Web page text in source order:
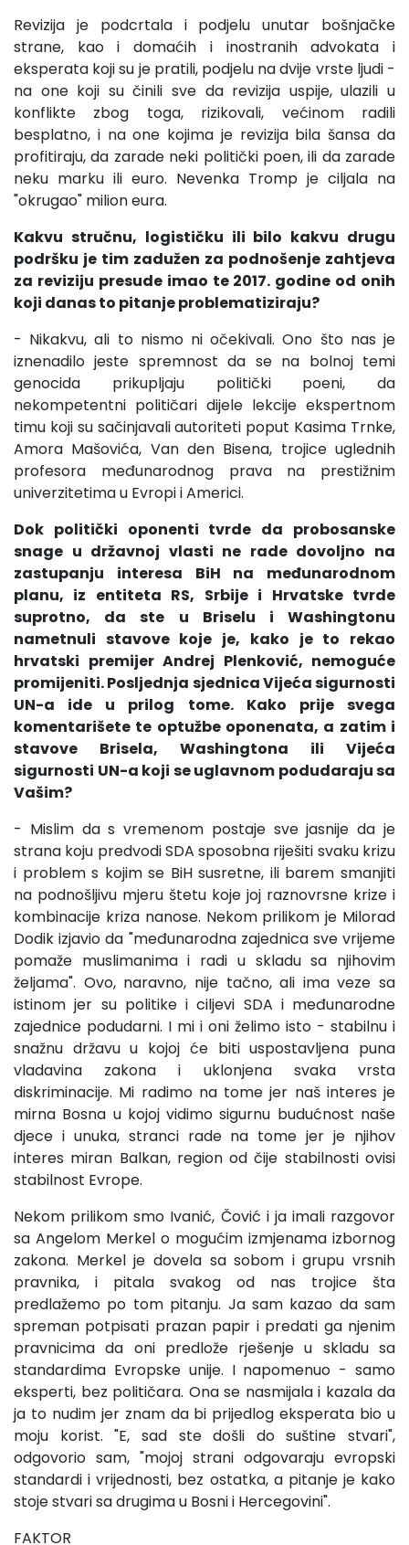
Revizija je podcrtala i podjelu unutar bošnjačke
strane, kao i domaćih i inostranih advokata i
eksperata koji su je pratili, podjelu na dvije vrste ljudi -
na one koji su činili sve da revizija uspije, ulazili u
konflikte zbog toga, rizikovali, većinom radili
besplatno, i na one kojima je revizija bila šansa da
profitiraju, da zarade neki politički poen, ili da zarade
neku marku ili euro. Nevenka Tromp je ciljala na
"okrugao" milion eura.
Kakvu stručnu, logističku ili bilo kakvu drugu
podršku je tim zadužen za podnošenje zahtjeva
za reviziju presude imao te 2017. godine od onih
koji danas to pitanje problematiziraju?
- Nikakvu, ali to nismo ni očekivali. Ono što nas je
iznenadilo jeste spremnost da se na bolnoj temi
genocida prikupljaju politički poeni, da
nekompetentni političari dijele lekcije ekspertnom
timu koji su sačinjavali autoriteti poput Kasima Trnke,
Amora Mašovića, Van den Bisena, trojice uglednih
profesora međunarodnog prava na prestižnim
univerzitetima u Evropi i Americi.
Dok politički oponenti tvrde da probosanske
snage u državnoj vlasti ne rade dovoljno na
zastupanju interesa BiH na međunarodnom
planu, iz entiteta RS, Srbije i Hrvatske tvrde
suprotno, da ste u Briselu i Washingtonu
nametnuli stavove koje je, kako je to rekao
hrvatski premijer Andrej Plenković, nemoguće
promijeniti. Posljednja sjednica Vijeća sigurnosti
UN-a ide u prilog tome. Kako prije svega
komentarišete te optužbe oponenata, a zatim i
stavove Brisela, Washingtona ili Vijeća
sigurnosti UN-a koji se uglavnom podudaraju sa
Vašim?
- Mislim da s vremenom postaje sve jasnije da je
strana koju predvodi SDA sposobna riješiti svaku krizu
i problem s kojim se BiH susretne, ili barem smanjiti
na podnošljivu mjeru štetu koje joj raznovrsne krize i
kombinacije kriza nanose. Nekom prilikom je Milorad
Dodik izjavio da "međunarodna zajednica sve vrijeme
pomaže muslimanima i radi u skladu sa njihovim
željama". Ovo, naravno, nije tačno, ali ima veze sa
istinom jer su politike i ciljevi SDA i međunarodne
zajednice podudarni. I mi i oni želimo isto - stabilnu i
snažnu državu u kojoj će biti uspostavljena puna
vladavina zakona i uklonjena svaka vrsta
diskriminacije. Mi radimo na tome jer naš interes je
mirna Bosna u kojoj vidimo sigurnu budućnost naše
djece i unuka, stranci rade na tome jer je njihov
interes miran Balkan, region od čije stabilnosti ovisi
stabilnost Evrope.
Nekom prilikom smo Ivanić, Čović i ja imali razgovor
sa Angelom Merkel o mogućim izmjenama izbornog
zakona. Merkel je dovela sa sobom i grupu vrsnih
pravnika, i pitala svakog od nas trojice šta
predlažemo po tom pitanju. Ja sam kazao da sam
spreman potpisati prazan papir i predati ga njenim
pravnicima da oni predlože rješenje u skladu sa
standardima Evropske unije. I napomenuo - samo
eksperti, bez političara. Ona se nasmijala i kazala da
ja to nudim jer znam da bi prijedlog eksperata bio u
moju korist. "E, sad ste došli do suštine stvari",
odgovorio sam, "mojoj strani odgovaraju evropski
standardi i vrijednosti, bez ostatka, a pitanje je kako
stoje stvari sa drugima u Bosni i Hercegovini".
FAKTOR